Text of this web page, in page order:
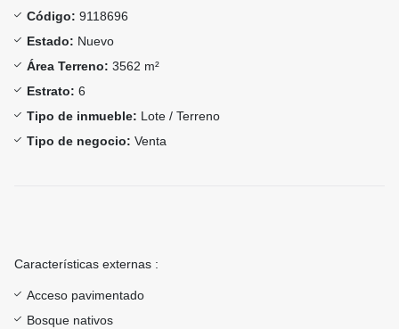
Código: 9118696
Estado: Nuevo
Área Terreno: 3562 m²
Estrato: 6
Tipo de inmueble: Lote / Terreno
Tipo de negocio: Venta
Características externas :
Acceso pavimentado
Bosque nativos